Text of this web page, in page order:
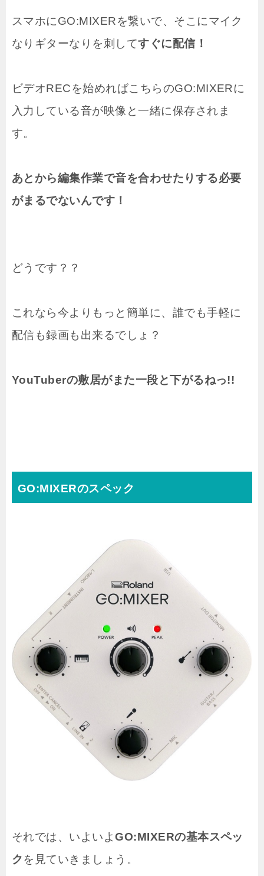
スマホにGO:MIXERを繋いで、そこにマイク
なりギターなりを刺してすぐに配信！
ビデオRECを始めればこちらのGO:MIXERに
入力している音が映像と一緒に保存されま
す。
あとから編集作業で音を合わせたりする必要
がまるでないんです！
どうです？？
これなら今よりもっと簡単に、誰でも手軽に
配信も録画も出来るでしょ？
YouTuberの敷居がまた一段と下がるねっ!!
GO:MIXERのスペック
それでは、いよいよGO:MIXERの基本スペッ
クを見ていきましょう。